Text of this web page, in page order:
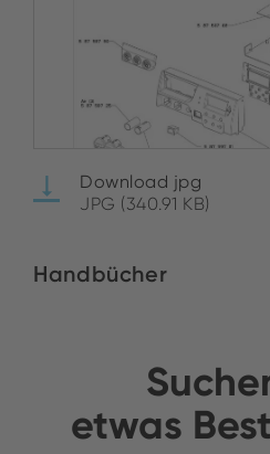
Download jpg
JPG (340.91 KB)
Handbücher
etwas